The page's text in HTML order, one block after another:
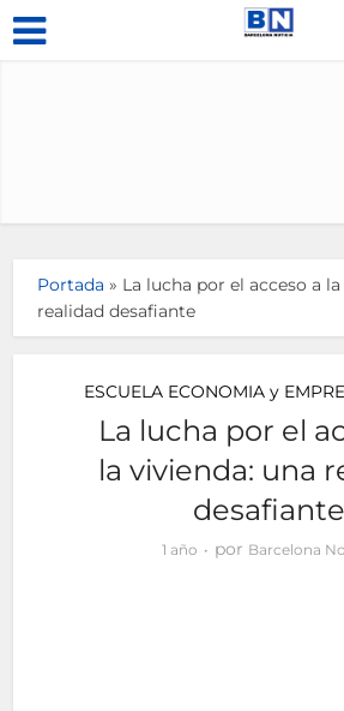
Portada » La lucha por el acceso a
realidad desafiante
ESCUELA ECONOMIA y
La lucha por el
la vivienda: una
desafiante
1 año por Barcelona